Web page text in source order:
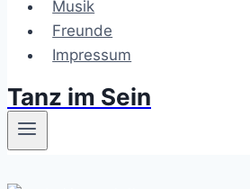
Musik
Freunde
Impressum
Tanz im Sein